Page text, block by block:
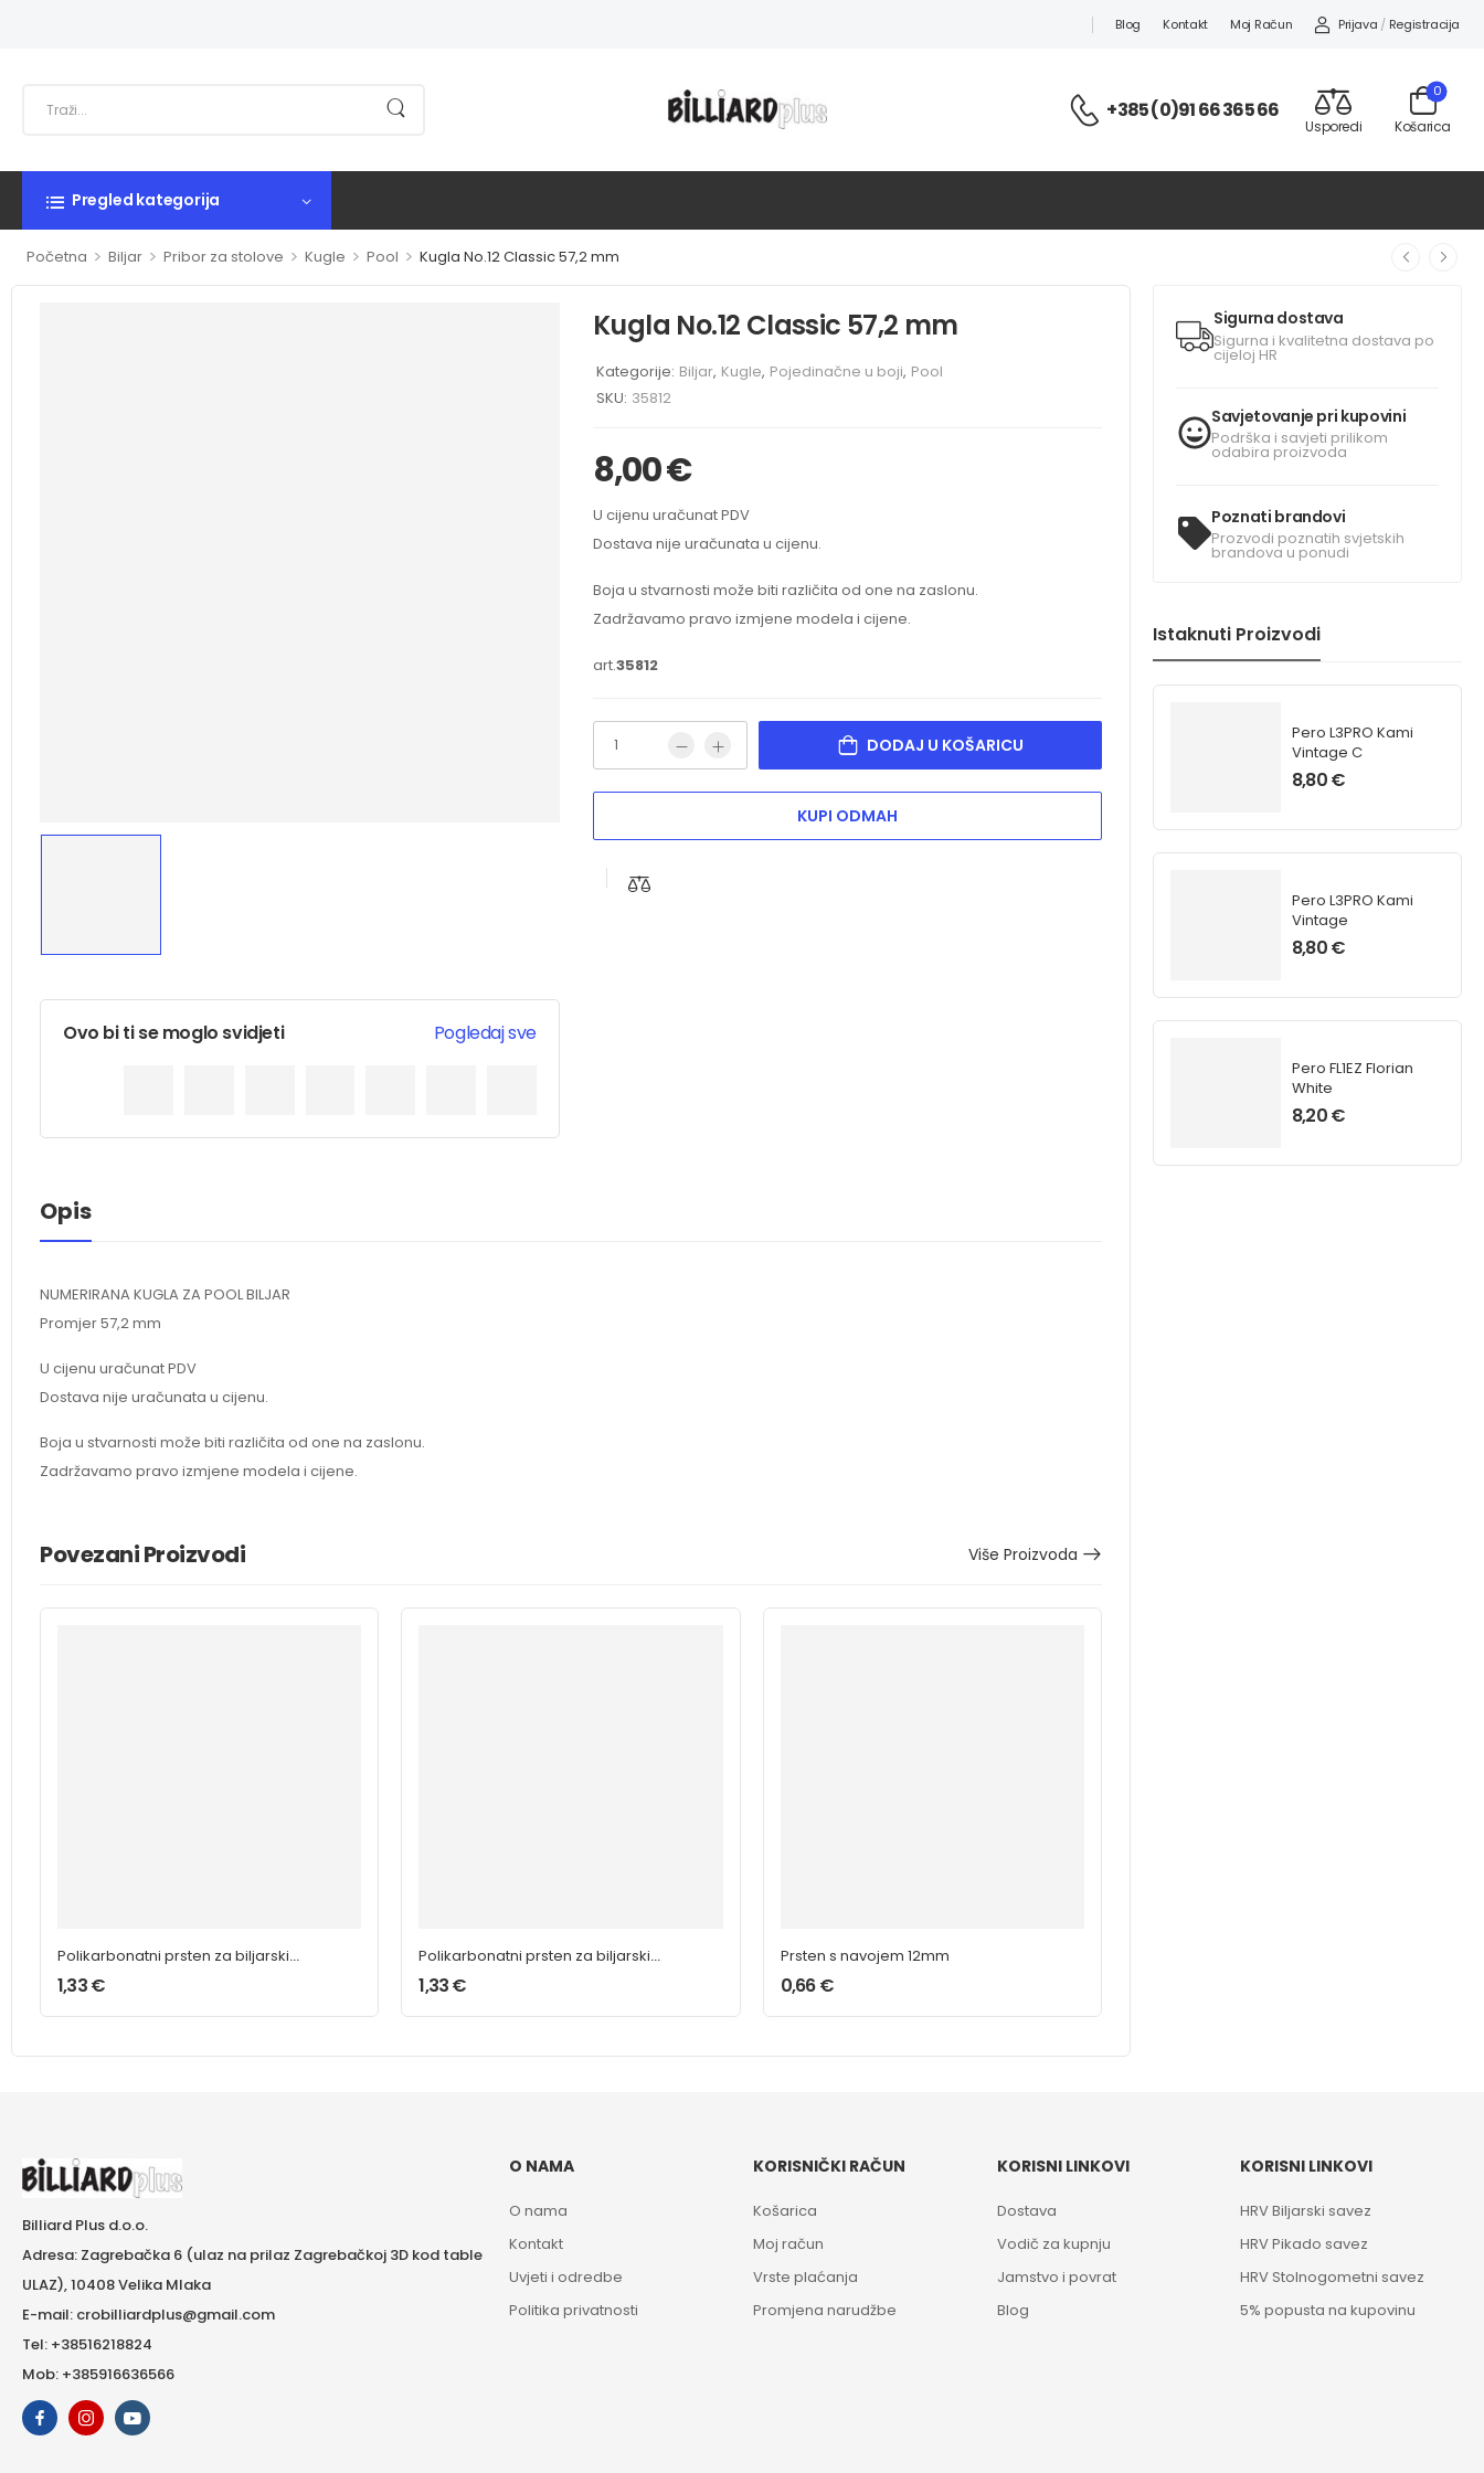
Blog Kontakt Moj Račun Prijava / Registracija
+385 (0)91 66 365 66
Usporedi Košarica
0
Pregled kategorija
Početna > Biljar > Pribor za stolove > Kugle > Pool > Kugla No.12 Classic 57,2 mm
Sigurna dostava
Sigurna i kvalitetna dostava po
cijeloj HR
Savjetovanje pri kupovini
Podrška i savjeti prilikom
odabira proizvoda
Poznati brandovi
Prozvodi poznatih svjetskih
brandova u ponudi
Istaknuti Proizvodi
Pero L3PRO Kami
Vintage C
8,80€
Pero L3PRO Kami
Vintage
8,80€
Pero FL1EZ Florian
White
8,20€
Ovo bi ti se moglo svidjeti Pogledaj sve
Kugla No.12 Classic 57,2 mm
Kategorije: Biljar, Kugle, Pojedinačne u boji, Pool
SKU: 35812
8,00€
U cijenu uračunat PDV
Dostava nije uračunata u cijenu.
Boja u stvarnosti može biti različita od one na zaslonu.
Zadržavamo pravo izmjene modela i cijene.
art.35812
DODAJ U KOŠARICU
KUPI ODMAH
Opis
NUMERIRANA KUGLA ZA POOL BILJAR
Promjer 57,2 mm
U cijenu uračunat PDV
Dostava nije uračunata u cijenu.
Boja u stvarnosti može biti različita od one na zaslonu.
Zadržavamo pravo izmjene modela i cijene.
Povezani Proizvodi Više Proizvoda
Polikarbonatni prsten za biljarski
štap 12,5 mm
1,33€
Polikarbonatni prsten za biljarski
štap 13,5 mm
1,33€
Prsten s navojem 12mm
0,66€
Billiard Plus d.o.o.
Adresa: Zagrebačka 6 (ulaz na prilaz Zagrebačkoj 3D kod table
ULAZ), 10408 Velika Mlaka
E-mail: crobilliardplus@gmail.com
Tel: +38516218824
Mob: +385916636566
O NAMA
O nama
Kontakt
Uvjeti i odredbe
Politika privatnosti
KORISNIČKI RAČUN
Košarica
Moj račun
Vrste plaćanja
Promjena narudžbe
KORISNI LINKOVI
Dostava
Vodič za kupnju
Jamstvo i povrat
Blog
KORISNI LINKOVI
HRV Biljarski savez
HRV Pikado savez
HRV Stolnogometni savez
5% popusta na kupovinu